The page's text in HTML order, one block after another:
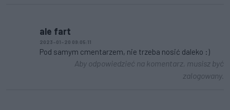
ale fart
2023-01-20 09:05:11
Pod samym cmentarzem, nie trzeba nosić daleko :)
Aby odpowiedzieć na komentarz, musisz być
zalogowany.